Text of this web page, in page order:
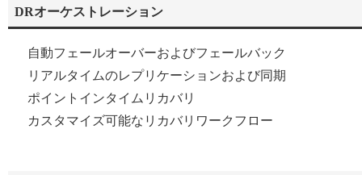
DRオーケストレーション
自動フェールオーバーおよびフェールバック
リアルタイムのレプリケーションおよび同期
ポイントインタイムリカバリ
カスタマイズ可能なリカバリワークフロー